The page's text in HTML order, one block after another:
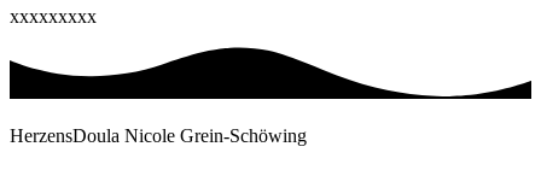
xxxxxxxxx
HerzensDoula Nicole Grein-Schöwing